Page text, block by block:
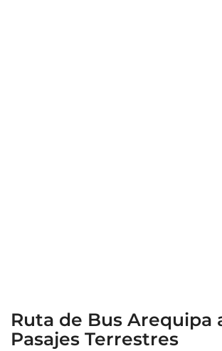
Ruta de Bus Arequipa
Pasajes Terrestres